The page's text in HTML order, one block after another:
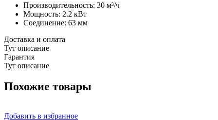
Производительность: 30 м³/ч
Мощность: 2.2 кВт
Соединение: 63 мм
Доставка и оплата
Тут описание
Гарантия
Тут описание
Похожие товары
Добавить в избранное